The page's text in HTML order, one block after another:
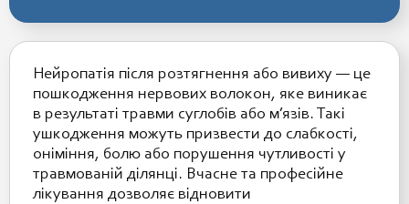
Нейропатія після розтягнення або вивиху — це
пошкодження нервових волокон, яке виникає
в результаті травми суглобів або м’язів. Такі
ушкодження можуть призвести до слабкості,
оніміння, болю або порушення чутливості у
травмованій ділянці. Вчасне та професійне
лікування дозволяє відновити